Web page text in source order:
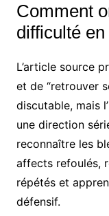
Comment
difficulté
L’article source
et de “retrouver
discutable, mais
une direction
reconnaître les
affects refoulés,
répétés et
défensif.